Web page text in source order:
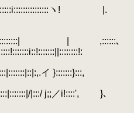
ヽ! |.
| ,::::::､
イ }:::::::}:::,
|:::/ j;;／i!::::', }､